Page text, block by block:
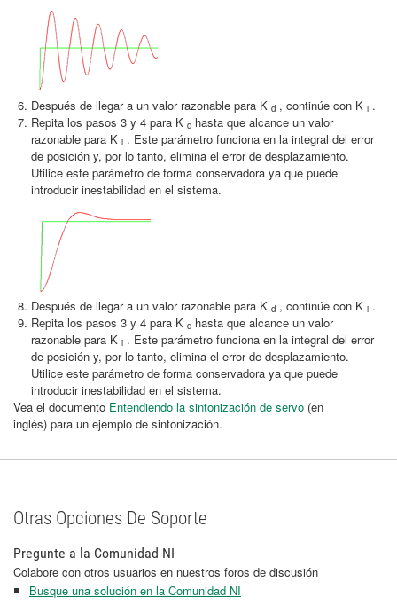
Después de llegar a un valor razonable para K d , continúe con K i .
Repita los pasos 3 y 4 para K d hasta que alcance un valor
razonable para K i . Este parámetro funciona en la integral del error
de posición y, por lo tanto, elimina el error de desplazamiento.
Utilice este parámetro de forma conservadora ya que puede
introducir inestabilidad en el sistema.
Después de llegar a un valor razonable para K d , continúe con K i .
Repita los pasos 3 y 4 para K d hasta que alcance un valor
razonable para K i . Este parámetro funciona en la integral del error
de posición y, por lo tanto, elimina el error de desplazamiento.
Utilice este parámetro de forma conservadora ya que puede
introducir inestabilidad en el sistema.
Vea el documento Entendiendo la sintonización de servo (en
inglés) para un ejemplo de sintonización.
Otras Opciones De Soporte
Pregunte a la Comunidad NI
Colabore con otros usuarios en nuestros foros de discusión
Busque una solución en la Comunidad NI